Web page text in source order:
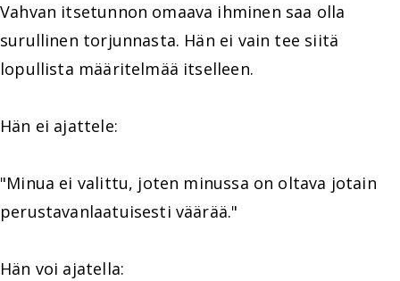
Vahvan itsetunnon omaava ihminen saa olla
surullinen torjunnasta. Hän ei vain tee siitä
lopullista määritelmää itselleen.
Hän ei ajattele:
"Minua ei valittu, joten minussa on oltava jotain
perustavanlaatuisesti väärää."
Hän voi ajatella: